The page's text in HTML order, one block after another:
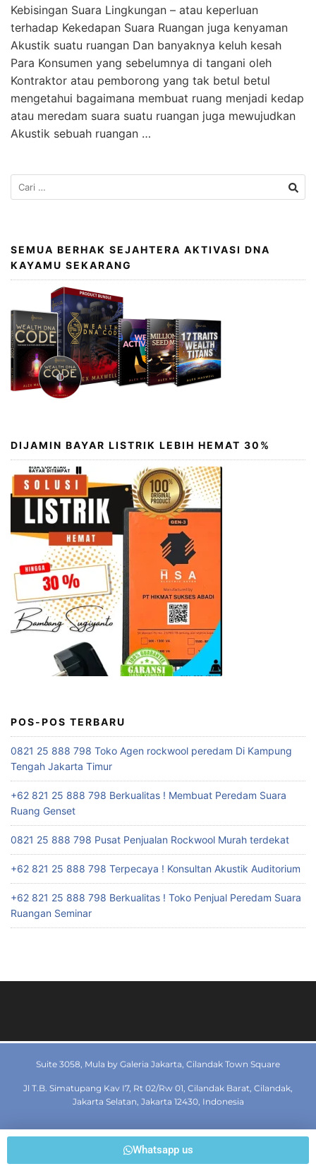
Kebisingan Suara Lingkungan – atau keperluan
terhadap Kekedapan Suara Ruangan juga kenyaman
Akustik suatu ruangan Dan banyaknya keluh kesah
Para Konsumen yang sebelumnya di tangani oleh
Kontraktor atau pemborong yang tak betul betul
mengetahui bagaimana membuat ruang menjadi kedap
atau meredam suara suatu ruangan juga mewujudkan
Akustik sebuah ruangan …
SEMUA BERHAK SEJAHTERA AKTIVASI DNA
KAYAMU SEKARANG
DIJAMIN BAYAR LISTRIK LEBIH HEMAT 30%
POS-POS TERBARU
0821 25 888 798 Toko Agen rockwool peredam Di Kampung
Tengah Jakarta Timur
+62 821 25 888 798 Berkualitas ! Membuat Peredam Suara
Ruang Genset
0821 25 888 798 Pusat Penjualan Rockwool Murah terdekat
+62 821 25 888 798 Terpecaya ! Konsultan Akustik Auditorium
+62 821 25 888 798 Berkualitas ! Toko Penjual Peredam Suara
Ruangan Seminar
Suite 3058, Mula by Galeria Jakarta, Cilandak Town Square
Jl T.B. Simatupang Kav I7, Rt 02/Rw 01, Cilandak Barat, Cilandak,
Jakarta Selatan, Jakarta 12430, Indonesia
© 2019 dewaperedamruangan.com All rights reserved
Whatsapp us